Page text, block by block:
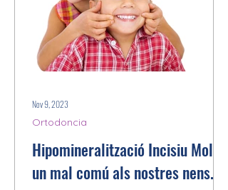
Hipomineralització Incisiu Molar,
un mal comú als nostres nens.
Ortodoncia
Nov 9, 2023